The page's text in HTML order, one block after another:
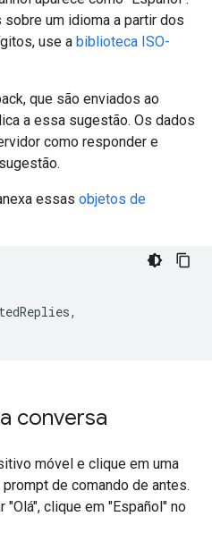
um idioma a partir dos
use a biblioteca ISO-
que são enviados ao
a essa sugestão. Os dados
como responder e
essas objetos de
,
conversa
móvel e clique em uma
de comando de antes.
clique em "Español" no